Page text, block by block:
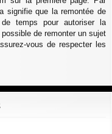
signifie que la remontée de
temps pour autoriser la
de remonter un sujet
vous de respecter les